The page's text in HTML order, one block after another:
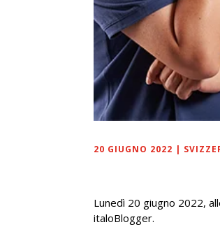
20 GIUGNO 2022 |
Lunedì 20 giugno 2022,
italoBlogger.